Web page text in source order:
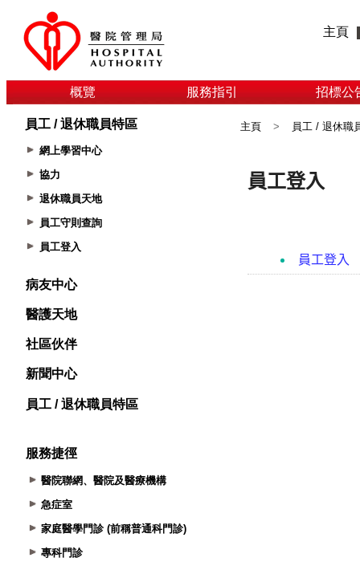
主頁
概覽 服務指引 招標公
員工 / 退休職員特區
網上學習中心
協力
退休職員天地
員工守則查詢
員工登入
病友中心
醫護天地
社區伙伴
新聞中心
員工 / 退休職員特區
服務捷徑
醫院聯網、醫院及醫療機構
急症室
家庭醫學門診 (前稱普通科門診)
專科門診
主頁 > 員工 / 退休職